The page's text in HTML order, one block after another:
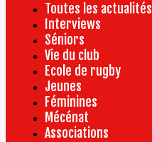
Toutes les actualités
Interviews
Séniors
Vie du club
Ecole de rugby
Jeunes
Féminines
Mécénat
Associations